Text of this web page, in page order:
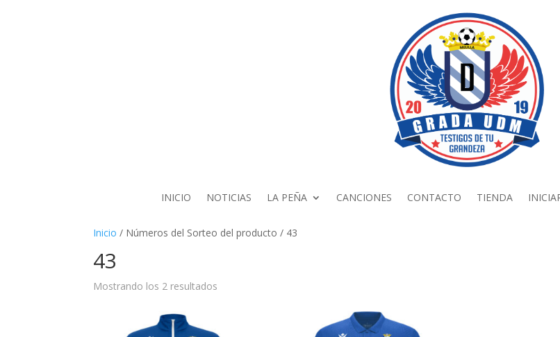
INICIO NOTICIAS LA PEÑA CANCIONES CONTACTO TIENDA
Inicio / Números del Sorteo del producto / 43
43
Mostrando los 2 resultados